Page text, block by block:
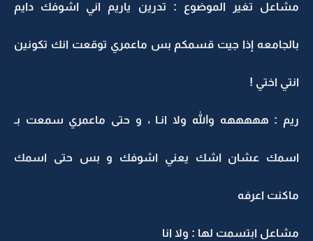
مشاعل تغير الموضوع : تدرين ياريم اني اشوفك دايم
بالجامعه إذا جيت قسمكم بس ماعمري توقعت انك تكونين
انتي اختي !
ريم : هههههه والله ولا انـا ، و حتى ماعمري سمعت بـ
اسمك عشان اشك يعني اشوفك و بس حتى اسمك
ماكنت اعرفه
مشاعل ابتسمت لها : ولا انا